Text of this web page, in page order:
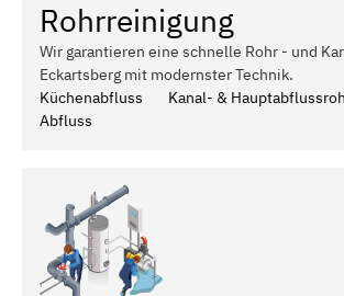
Rohrreinigung
Wir garantieren eine schnelle Rohr - und
Eckartsberg mit modernster Technik.
Küchenabfluss
Kanal- &
Abfluss